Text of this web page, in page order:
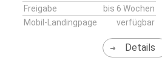
Freigabe
bis 6 Wochen
Mobil-Landingpage
verfügbar
Details